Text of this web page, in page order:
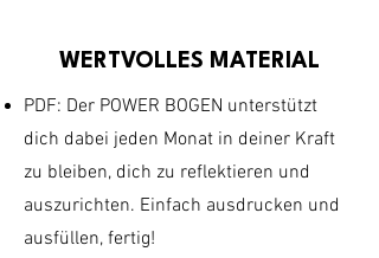
WERTVOLLES MATERIAL
PDF: Der POWER BOGEN unterstützt
dich dabei jeden Monat in deiner Kraft
zu bleiben, dich zu reflektieren und
auszurichten. Einfach ausdrucken und
ausfüllen, fertig!